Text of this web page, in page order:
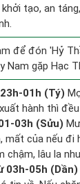
tạo, an
để đón 'Hỷ
Nam gặp Hạc
01h (Tý)
hành thì đều
03h (Sửu)
mất của nếu đi
chậm, lâu la
03h-05h (Dần)